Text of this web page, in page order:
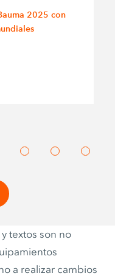
2025 con
textos son no
a realizar cambios